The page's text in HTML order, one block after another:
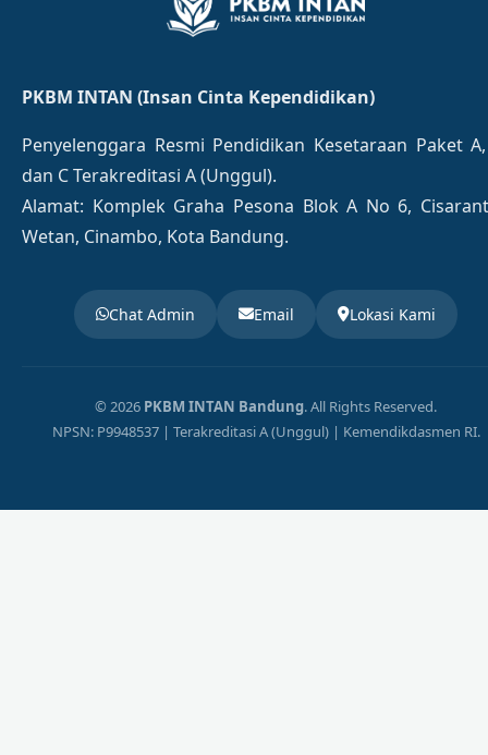
PKBM INTAN (Insan Cinta Kependidikan)
Penyelenggara Resmi Pendidikan Kesetaraan Paket
dan C Terakreditasi A (Unggul).
Alamat: Komplek Graha Pesona Blok A No 6,
Wetan, Cinambo, Kota Bandung.
Chat Admin Email Lokasi Kami
© 2026 PKBM INTAN Bandung. All Rights Reserved.
NPSN: P9948537 | Terakreditasi A (Unggul) | Kemendikdasmen RI.